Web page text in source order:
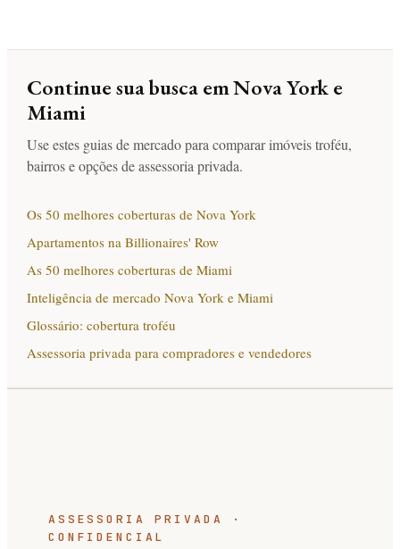
Continue sua busca em Nova York e
Miami
Use estes guias de mercado para comparar imóveis troféu,
bairros e opções de assessoria privada.
Os 50 melhores coberturas de Nova York
Apartamentos na Billionaires' Row
As 50 melhores coberturas de Miami
Inteligência de mercado Nova York e Miami
Glossário: cobertura troféu
Assessoria privada para compradores e vendedores
ASSESSORIA PRIVADA ·
CONFIDENCIAL